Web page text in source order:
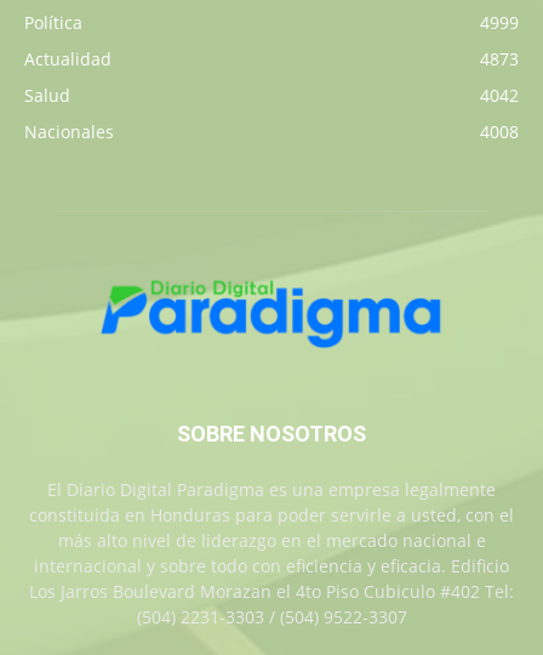
Política
4999
Actualidad
4873
Salud
4042
Nacionales
4008
SOBRE NOSOTROS
El Diario Digital Paradigma es una empresa legalmente
constituida en Honduras para poder servirle a usted, con el
más alto nivel de liderazgo en el mercado nacional e
internacional y sobre todo con eficiencia y eficacia. Edificio
Los Jarros Boulevard Morazan el 4to Piso Cubiculo #402 Tel:
(504) 2231-3303 / (504) 9522-3307